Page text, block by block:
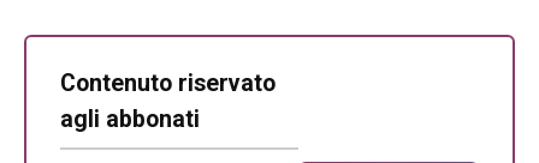
Contenuto riservato
agli abbonati